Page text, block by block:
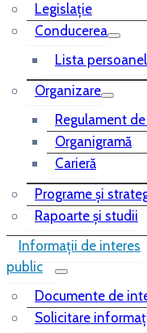
Legislaţie
Conducerea
Lista
Organizare
Regulament
Organigramă
Carieră
Programe și
Rapoarte și studii
Informații de interes
public
Documente de
Solicitare